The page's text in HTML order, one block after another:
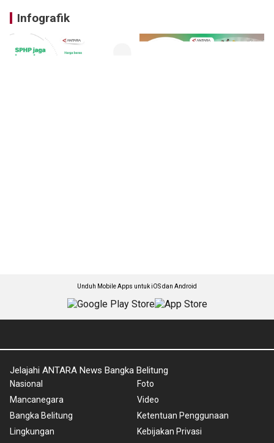
Infografik
Unduh Mobile Apps untuk iOS dan Android
Jelajahi ANTARA News Bangka Belitung
Nasional
Mancanegara
Bangka Belitung
Lingkungan
Foto
Video
Ketentuan Penggunaan
Kebijakan Privasi